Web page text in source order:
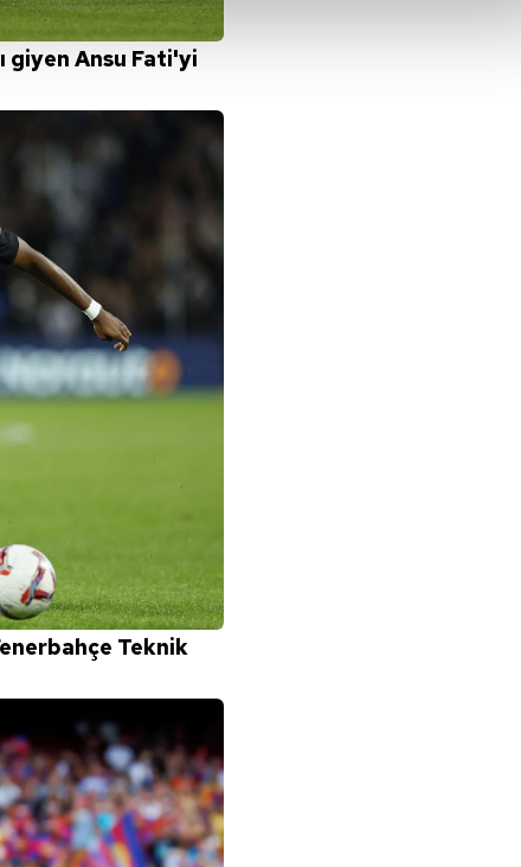
ve üçüncü kişilere ait çerezler kullanılmaktadır. Bu
olan çerezler bilgi toplumu hizmetlerinin sunulması
kılınması ve kişiselleştirilmesi ve sizlere yönelik
olarak açık rızanız dahilinde kullanılacaktır.
belirleyebilirsiniz. Çerezlere ilişkin detaylı bilgi için Ayarlar
edebilirsiniz.
Aydınlatma Metnimizi okumak ve sitemizde ilgili
için lütfen
giyen Ansu Fati'yi
Teknik